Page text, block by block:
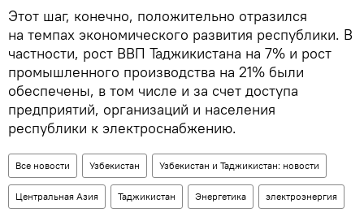
Этот шаг, конечно, положительно отразился
на темпах экономического развития республики. В
частности, рост ВВП Таджикистана на 7% и рост
промышленного производства на 21% были
обеспечены, в том числе и за счет доступа
предприятий, организаций и населения
республики к электроснабжению.
Все новости Узбекистан Узбекистан и Таджикистан: новости
Центральная Азия Таджикистан Энергетика электроэнергия